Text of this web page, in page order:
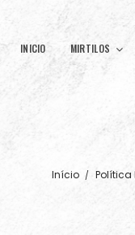
INICIO MIRTILOS
Início Política